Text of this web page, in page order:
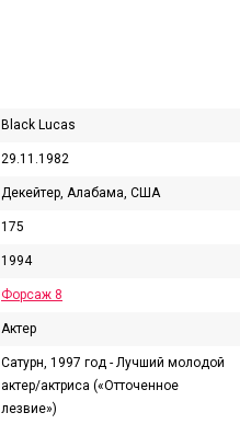
Black Lucas
29.11.1982
Декейтер, Алабама, США
175
1994
Форсаж 8
Актер
Сатурн, 1997 год - Лучший молодой
актер/актриса («Отточенное
лезвие»)